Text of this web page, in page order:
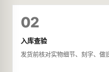
02
入库查验
发货前核对实物细节、刻字、做